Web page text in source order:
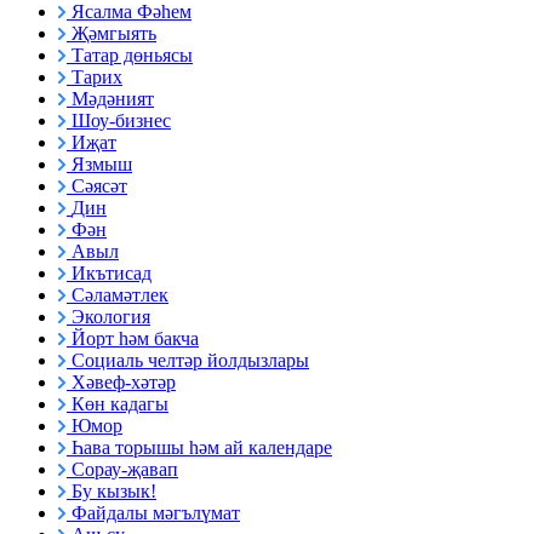
Ясалма Фәһем
Җәмгыять
Татар дөньясы
Тарих
Мәдәният
Шоу-бизнес
Иҗат
Язмыш
Сәясәт
Дин
Фән
Авыл
Икътисад
Сәламәтлек
Экология
Йорт һәм бакча
Социаль челтәр йолдызлары
Хәвеф-хәтәр
Көн кадагы
Юмор
Һава торышы һәм ай календаре
Сорау-җавап
Бу кызык!
Файдалы мәгълүмат